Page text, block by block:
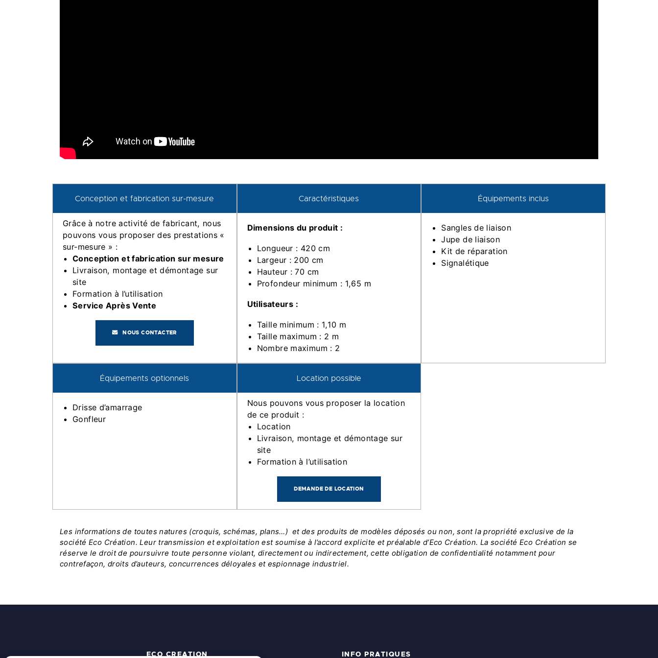
Conception et fabrication sur-mesure
Grâce à notre activité de fabricant, nous
pouvons vous proposer des prestations «
sur-mesure » :
Conception et fabrication sur mesure
Livraison, montage et démontage sur
site
Formation à l’utilisation
Service Après Vente
NOUS CONTACTER
Caractéristiques
Dimensions du produit :
Longueur : 420 cm
Largeur : 200 cm
Hauteur : 70 cm
Profondeur minimum : 1,65 m
Utilisateurs :
Taille minimum : 1,10 m
Taille maximum : 2 m
Nombre maximum : 2
Équipements inclus
Sangles de liaison
Jupe de liaison
Kit de réparation
Signalétique
Équipements optionnels
Drisse d’amarrage
Gonfleur
Location possible
Nous pouvons vous proposer la location
de ce produit :
Location
Livraison, montage et démontage sur
site
Formation à l’utilisation
DEMANDE DE LOCATION
Les informations de toutes natures (croquis, schémas, plans…) et des produits de modèles déposés ou non, sont la propriété exclusive de la
société Eco Création. Leur transmission et exploitation est soumise à l’accord explicite et préalable d’Eco Création. La société Eco Création se
réserve le droit de poursuivre toute personne violant, directement ou indirectement, cette obligation de confidentialité notamment pour
contrefaçon, droits d’auteurs, concurrences déloyales et espionnage industriel.
ECO CREATION INFO PRATIQUES